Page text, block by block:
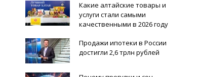
Какие алтайские товары и
услуги стали самыми
качественными в 2026 году
Продажи ипотеки в России
достигли 2,6 трлн рублей